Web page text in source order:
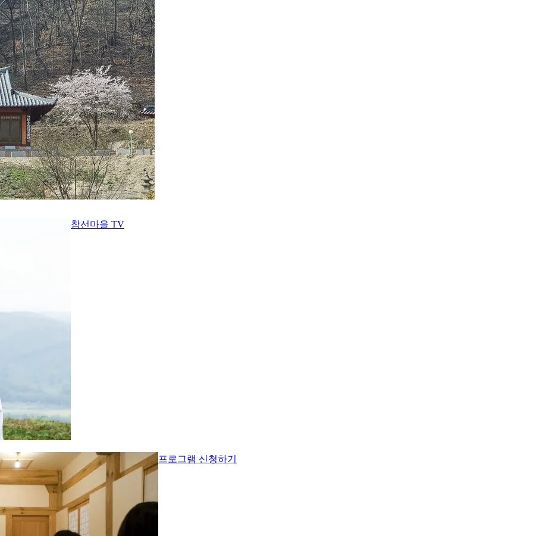
참선마을 TV
프로그램 신청하기